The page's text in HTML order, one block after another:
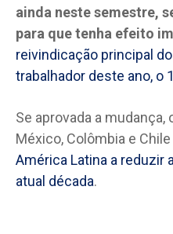
ainda neste semestre,
para que tenha efeito
reivindicação principal
trabalhador deste ano, o
Se aprovada a mudança,
México, Colômbia e
América Latina a reduzir
atual década.